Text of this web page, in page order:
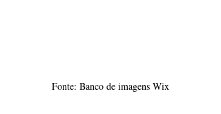
Fonte: Banco de imagens Wix